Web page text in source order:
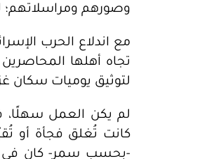
وصورهم ومراسلاتهم؛
تجاه أهلها
لتوثيق يوميات سكان
لم يكن العمل سهلًا،
كانت تُغلق فجأة أو
-بحسب سمر- كان في